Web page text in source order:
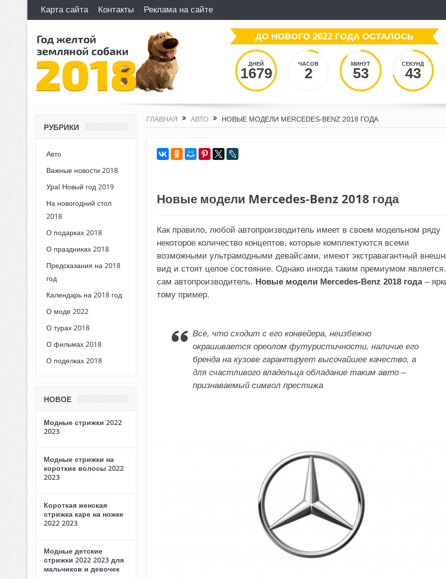
Карта сайта Контакты Реклама на сайте
ДО НОВОГО 2022 ГОДА ОСТАЛОСЬ
ДНЕЙ
1679
ЧАСОВ
2
МИНУТ
53
СЕКУНД
44
ГЛАВНАЯ АВТО НОВЫЕ МОДЕЛИ MERCEDES-BENZ 2018 ГОДА
Новые модели Mercedes-Benz 2018 года
Как правило, любой автопроизводитель имеет в своем модельном ряду
некоторое количество концептов, которые комплектуются всеми
возможными ультрамодными девайсами, имеют экстравагантный
вид и стоят целое состояние. Однако иногда таким премиумом
сам автопроизводитель. Новые модели Mercedes-Benz 2018 года–
тому пример.
Все, что сходит с его конвейера, неизбежно
окрашивается ореолом футуристичности, наличие его
бренда на кузове гарантирует высочайшее качество, а
для счастливого владельца обладание таким авто –
признаваемый символ престижа
РУБРИКИ
Авто
Важные новости 2018
Ура! Новый год 2019
На новогодний стол
2018
О подарках 2018
О праздниках 2018
Предсказания на 2018
год
Календарь на 2018 год
О моде 2022
О турах 2018
О фильмах 2018
О поделках 2018
НОВОЕ
Модные стрижки 2022
2023
Модные стрижки на
короткие волосы 2022
2023
Короткая женская
стрижка каре на ножке
2022 2023
Модные детские
стрижки 2022 2023 для
мальчиков и девочек